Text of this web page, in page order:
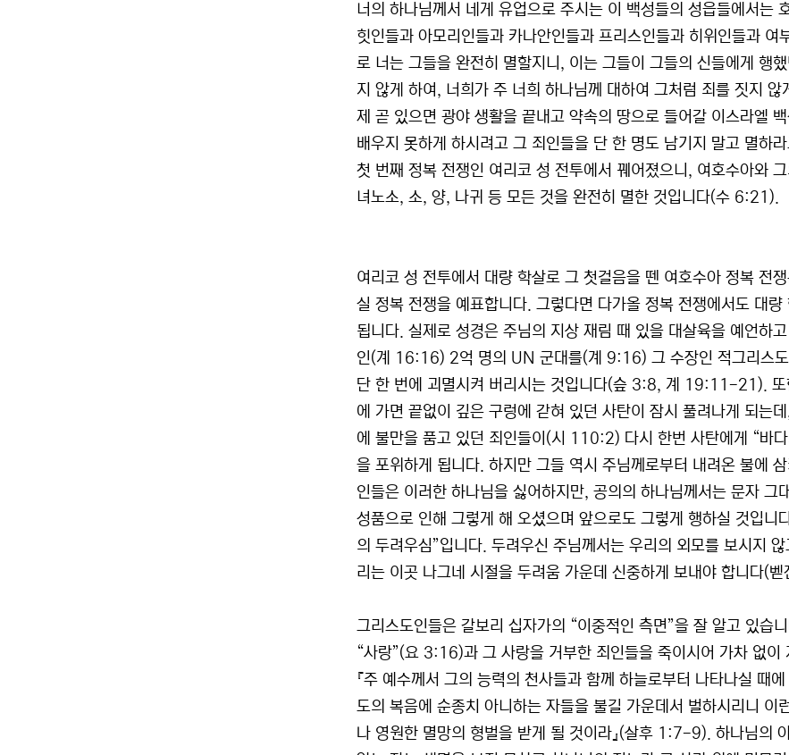
너의 하나님께서 네게 유업으로 주시는 이 백성들의 성읍들에서는
힛인들과 아모리인들과 카나안인들과 프리스인들과 히위인들과
로 너는 그들을 완전히 멸할지니, 이는 그들이 그들의 신들에게 행
지 않게 하여, 너희가 주 너희 하나님께 대하여 그처럼 죄를 짓지
제 곧 있으면 광야 생활을 끝내고 약속의 땅으로 들어갈 이스라엘
배우지 못하게 하시려고 그 죄인들을 단 한 명도 남기지 말고 멸하
첫 번째 정복 전쟁인 여리코 성 전투에서 꿰어졌으니, 여호수아와
녀노소, 소, 양, 나귀 등 모든 것을 완전히 멸한 것입니다(수 6:21).
여리코 성 전투에서 대량 학살로 그 첫걸음을 뗀 여호수아 정복 전
실 정복 전쟁을 예표합니다. 그렇다면 다가올 정복 전쟁에서도 대
됩니다. 실제로 성경은 주님의 지상 재림 때 있을 대살육을 예언하
인(계 16:16) 2억 명의 UN 군대를(계 9:16) 그 수장인 적그리스
단 한 번에 괴멸시켜 버리시는 것입니다(슾 3:8, 계 19:11-21). 또
에 가면 끝없이 깊은 구렁에 갇혀 있던 사탄이 잠시 풀려나게 되는
에 불만을 품고 있던 죄인들이(시 110:2) 다시 한번 사탄에게 “바
을 포위하게 됩니다. 하지만 그들 역시 주님께로부터 내려온 불에
인들은 이러한 하나님을 싫어하지만, 공의의 하나님께서는 문자 그
성품으로 인해 그렇게 해 오셨으며 앞으로도 그렇게 행하실 것입니
의 두려우심”입니다. 두려우신 주님께서는 우리의 외모를 보시지
리는 이곳 나그네 시절을 두려움 가운데 신중하게 보내야 합니다(
그리스도인들은 갈보리 십자가의 “이중적인 측면”을 잘 알고 있습
“사랑”(요 3:16)과 그 사랑을 거부한 죄인들을 죽이시어 가차 없이
『주 예수께서 그의 능력의 천사들과 함께 하늘로부터 나타나실 때
도의 복음에 순종치 아니하는 자들을 불길 가운데서 벌하시리니 이
나 영원한 멸망의 형벌을 받게 될 것이라』(살후 1:7-9). 하나님의